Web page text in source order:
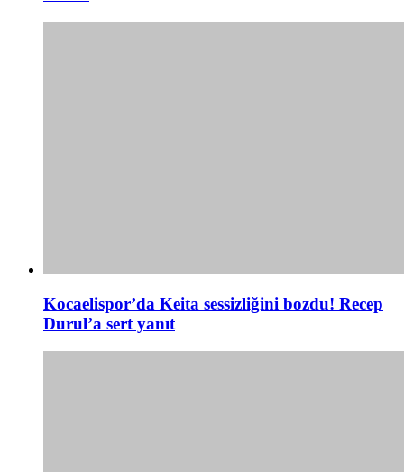
Kocaelispor’da Keita sessizliğini bozdu! Recep
Durul’a sert yanıt